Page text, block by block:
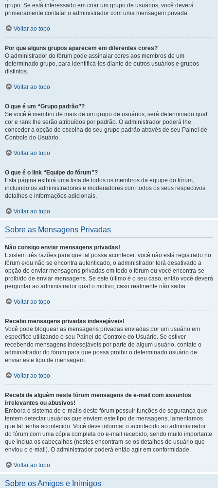
grupo. Se está interessado em criar um grupo de usuários, você deverá
primeiramente contatar o administrador com uma mensagem privada.
Voltar ao topo
Por que alguns grupos aparecem em diferentes cores?
O administrador do fórum pode assinalar cores aos membros de um
determinado grupo, para identificá-los diante de outros usuários e grupos
distintos.
Voltar ao topo
O que é um “Grupo padrão”?
Se você é membro de mais de um grupo de usuários, será determinado qual
cor e rank lhe serão atribuídos por padrão. O administrador poderá lhe
conceder a opção de escolha do seu grupo padrão através de seu Painel de
Controle do Usuário.
Voltar ao topo
O que é o link “Equipe do fórum”?
Esta página exibirá uma lista de todos os membros da equipe do fórum,
incluindo os administradores e moderadores com todos os seus respectivos
detalhes e informações adicionais.
Voltar ao topo
Sobre as Mensagens Privadas
Não consigo enviar mensagens privadas!
Existem três razões para que tal possa acontecer: você não está registrado no
fórum e/ou não se encontra autenticado, o administrador terá desativado a
opção de enviar mensagens privadas em todo o fórum ou você encontra-se
proibido de enviar mensagens. Se este último é o seu caso, então você deverá
perguntar ao administrador qual o motivo, caso realmente não saiba.
Voltar ao topo
Recebo mensagens privadas indesejáveis!
Você pode bloquear as mensagens privadas enviadas por um usuário em
específico utilizando o seu Painel de Controle do Usuário. Se estiver
recebendo mensagens indesejáveis por parte de algum usuário, contate o
administrador do fórum para que possa proibir o determinado usuário de
enviar este tipo de mensagem.
Voltar ao topo
Recebi de alguém neste fórum mensagens de e-mail com assuntos
irrelevantes ou abusivos!
Embora o sistema de e-mails deste fórum possuir funções de segurança que
tentem detectar usuários que enviem este tipo de mensagens, lamentamos
que tal tenha acontecido. Você deve informar o acontecido ao administrador
do fórum com uma cópia completa do e-mail recebido, sendo muito importante
que inclua os cabeçalhos (nestes encontram-se os detalhes do usuário que
enviou o e-mail). O administrador poderá então agir em conformidade.
Voltar ao topo
Sobre os Amigos e Inimigos